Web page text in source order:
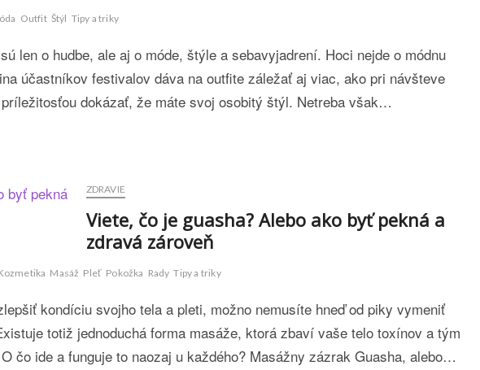
Outfit Štýl Tipy a triky
len o hudbe, ale aj o móde, štýle a sebavyjadrení. Hoci nejde o módnu
účastníkov festivalov dáva na outfite záležať aj viac, ako pri návšteve
dokázať, že máte svoj osobitý štýl. Netreba však…
ZDRAVIE
Viete, čo je guasha? Alebo ako byť pekná a
zdravá zároveň
Masáž Pleť Pokožka Rady Tipy a triky
kondíciu svojho tela a pleti, možno nemusíte hneď od piky vymeniť
totiž jednoduchá forma masáže, ktorá zbaví vaše telo toxínov a tým
čo ide a funguje to naozaj u každého? Masážny zázrak Guasha, alebo…